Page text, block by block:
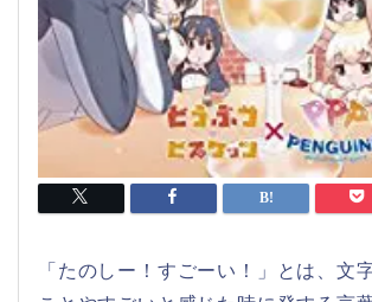
「たのしー！すごーい！」とは、文